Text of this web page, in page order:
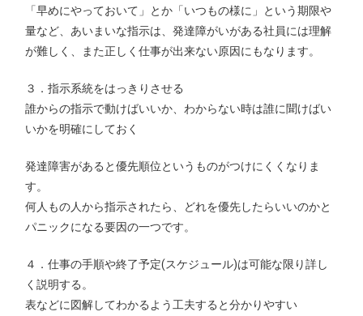
「早めにやっておいて」とか「いつもの様に」という期限や
量など、あいまいな指示は、発達障がいがある社員には理解
が難しく、また正しく仕事が出来ない原因にもなります。
３．指示系統をはっきりさせる
誰からの指示で動けばいいか、わからない時は誰に聞けばい
いかを明確にしておく
発達障害があると優先順位というものがつけにくくなりま
す。
何人もの人から指示されたら、どれを優先したらいいのかと
パニックになる要因の一つです。
４．仕事の手順や終了予定(スケジュール)は可能な限り詳し
く説明する。
表などに図解してわかるよう工夫すると分かりやすい